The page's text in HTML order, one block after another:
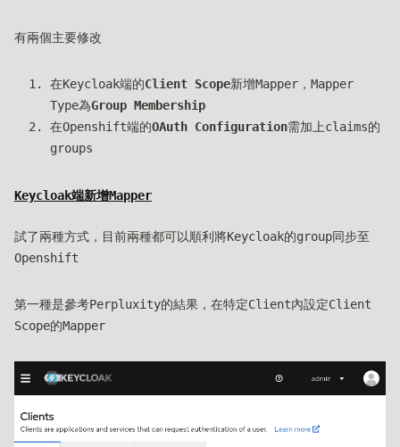
有兩個主要修改
在Keycloak端的Client Scope新增Mapper，Mapper
Type為Group Membership
在Openshift端的OAuth Configuration需加上claims的
groups
Keycloak端新增Mapper
試了兩種方式，目前兩種都可以順利將Keycloak的group同步至
Openshift
第一種是參考Perpluxity的結果，在特定Client內設定Client
Scope的Mapper